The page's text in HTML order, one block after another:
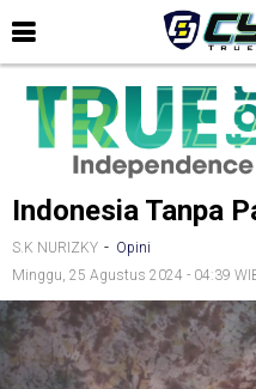
Indonesia Tanpa
S.K NURIZKY - Opini
Minggu, 25 Agustus 2024 - 04:39